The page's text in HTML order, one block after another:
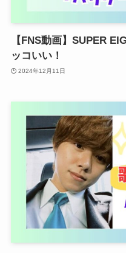
【FNS動画】SUPER
ッコいい！
2024年12月11日